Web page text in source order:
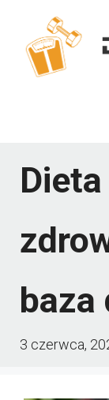
treści
baza
3 czerwca,